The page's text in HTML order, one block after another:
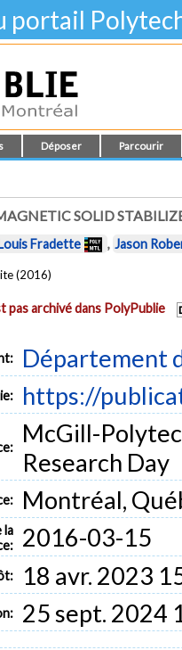
portail
Déposer Parcourir
SOLID
Fradette , Jason
(2016)
pas archivé dans PolyPublie
Département
https://
McGill-
Research Day
Montréal,
la
2016-03-15
18 avr. 2023
25 sept. 2024